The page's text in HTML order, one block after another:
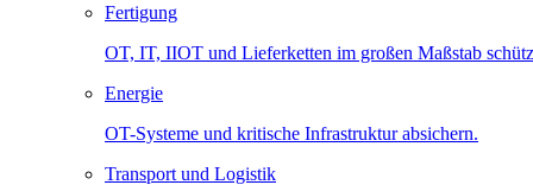
Fertigung
OT, IT, IIOT und Lieferketten im großen Maßstab
Energie
OT-Systeme und kritische Infrastruktur absichern.
Transport und Logistik